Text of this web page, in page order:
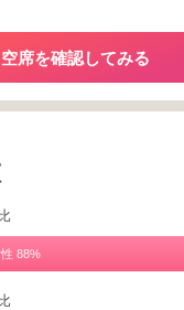
空席を確認してみる
88%